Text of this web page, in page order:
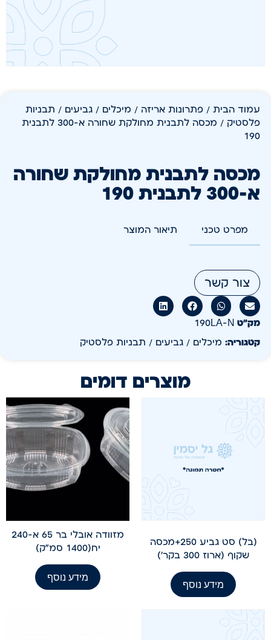
עמוד הבית / פתרונות אריזה / מיכלים / גביעים / תבניות
פלסטיק
/ מכסה לתבנית מחולקת שחורה א-300 לתבנית
190
מכסה לתבנית מחולקת שחורה
א-300 לתבנית 190
מפרט טכני תיאור המוצר
צור קשר
מק״ט 190LA-N
קטגוריה: מיכלים / גביעים / תבניות פלסטיק
מוצרים דומים
(בל) סט גביע 250+מכסה
שקוף (ארוז 300 בקר')
מידע נוסף
מזוודה אובלי בר 65 א-240
יח(1400 סמ"ק)
מידע נוסף